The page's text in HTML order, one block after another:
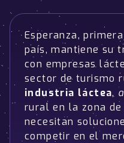
Esperanza,
país, mantiene su
con empresas
sector de turismo
industria láctea,
rural en la zona de
necesitan
competir en el